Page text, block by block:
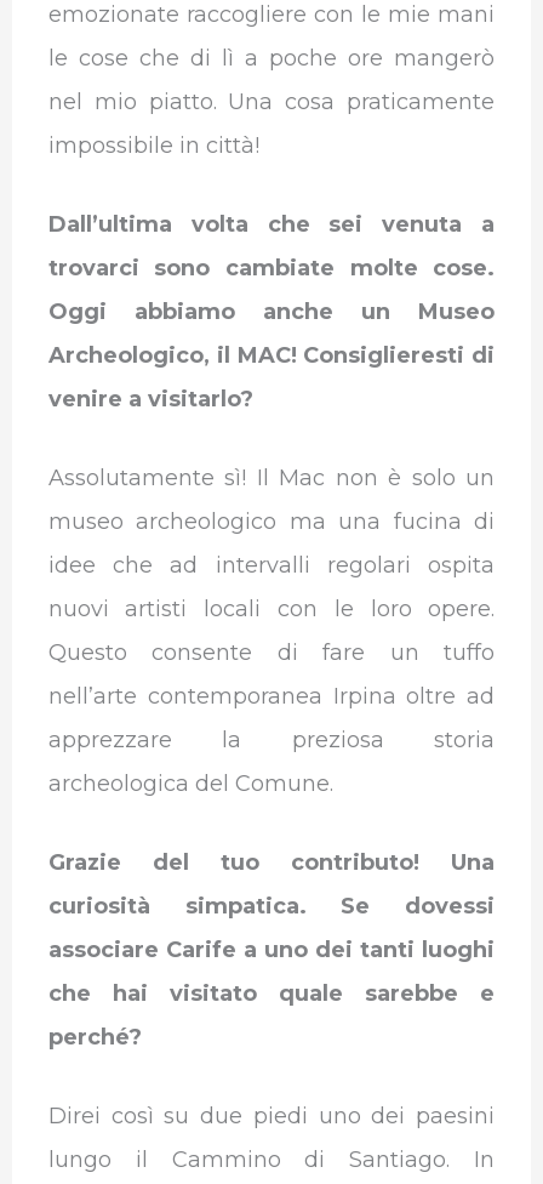
emozionate raccogliere con le mie mani
le cose che di lì a poche ore mangerò
nel mio piatto. Una cosa praticamente
impossibile in città!
Dall’ultima volta che sei venuta a
trovarci sono cambiate molte cose.
Oggi abbiamo anche un Museo
Archeologico, il MAC! Consiglieresti di
venire a visitarlo?
Assolutamente sì! Il Mac non è solo un
museo archeologico ma una fucina di
idee che ad intervalli regolari ospita
nuovi artisti locali con le loro opere.
Questo consente di fare un tuffo
nell’arte contemporanea Irpina oltre ad
apprezzare la preziosa storia
archeologica del Comune.
Grazie del tuo contributo! Una
curiosità simpatica. Se dovessi
associare Carife a uno dei tanti luoghi
che hai visitato quale sarebbe e
perché?
Direi così su due piedi uno dei paesini
lungo il Cammino di Santiago. In